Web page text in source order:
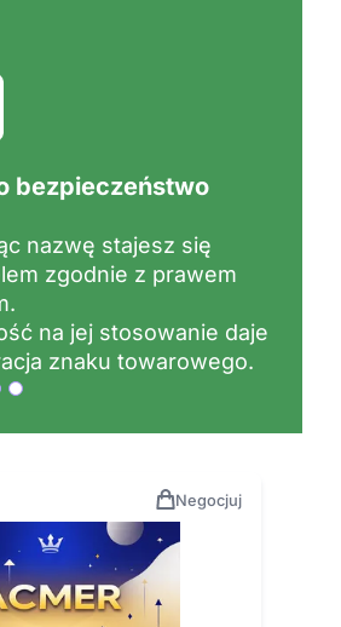
stajesz się
zgodnie z prawem
na jej stosowanie daje
znaku towarowego.
Negocjuj